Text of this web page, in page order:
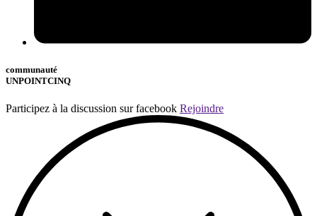
communauté
UNPOINTCINQ
Participez à la discussion sur facebook Rejoindre